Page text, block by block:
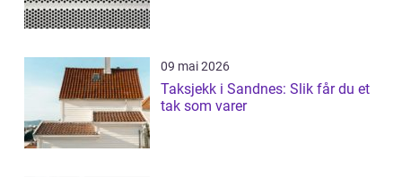
09 mai 2026
Taksjekk i Sandnes: Slik får du et
tak som varer